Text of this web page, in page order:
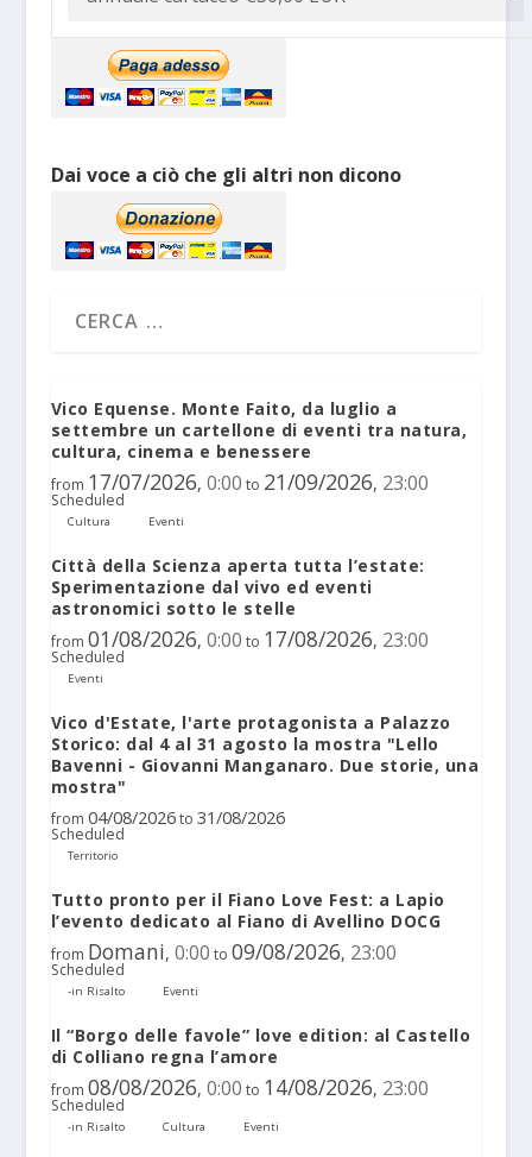
Dai voce a ciò che gli altri non dicono
Vico Equense. Monte Faito, da luglio a
settembre un cartellone di eventi tra natura,
cultura, cinema e benessere
from 17/07/2026, 0:00 to 21/09/2026, 23:00
Scheduled
Cultura Eventi
Città della Scienza aperta tutta l’estate:
Sperimentazione dal vivo ed eventi
astronomici sotto le stelle
from 01/08/2026, 0:00 to 17/08/2026, 23:00
Scheduled
Eventi
Vico d'Estate, l'arte protagonista a Palazzo
Storico: dal 4 al 31 agosto la mostra "Lello
Bavenni - Giovanni Manganaro. Due storie, una
mostra"
from 04/08/2026 to 31/08/2026
Scheduled
Territorio
Tutto pronto per il Fiano Love Fest: a Lapio
l’evento dedicato al Fiano di Avellino DOCG
from Domani, 0:00 to 09/08/2026, 23:00
Scheduled
-in Risalto Eventi
Il “Borgo delle favole” love edition: al Castello
di Colliano regna l’amore
from 08/08/2026, 0:00 to 14/08/2026, 23:00
Scheduled
-in Risalto Cultura Eventi